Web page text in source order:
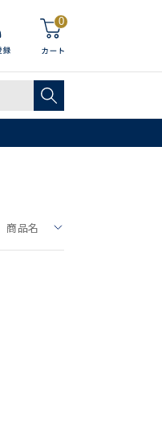
0
商品名